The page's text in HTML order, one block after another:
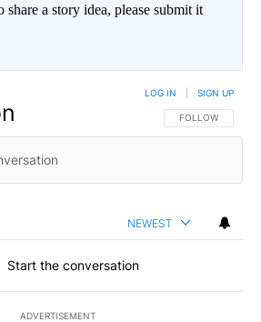
a story idea, please submit it
FOLLOW THIS
FOLLOW
LOG IN SIGN UP
NEWEST
Start the conversation
ADVERTISEMENT